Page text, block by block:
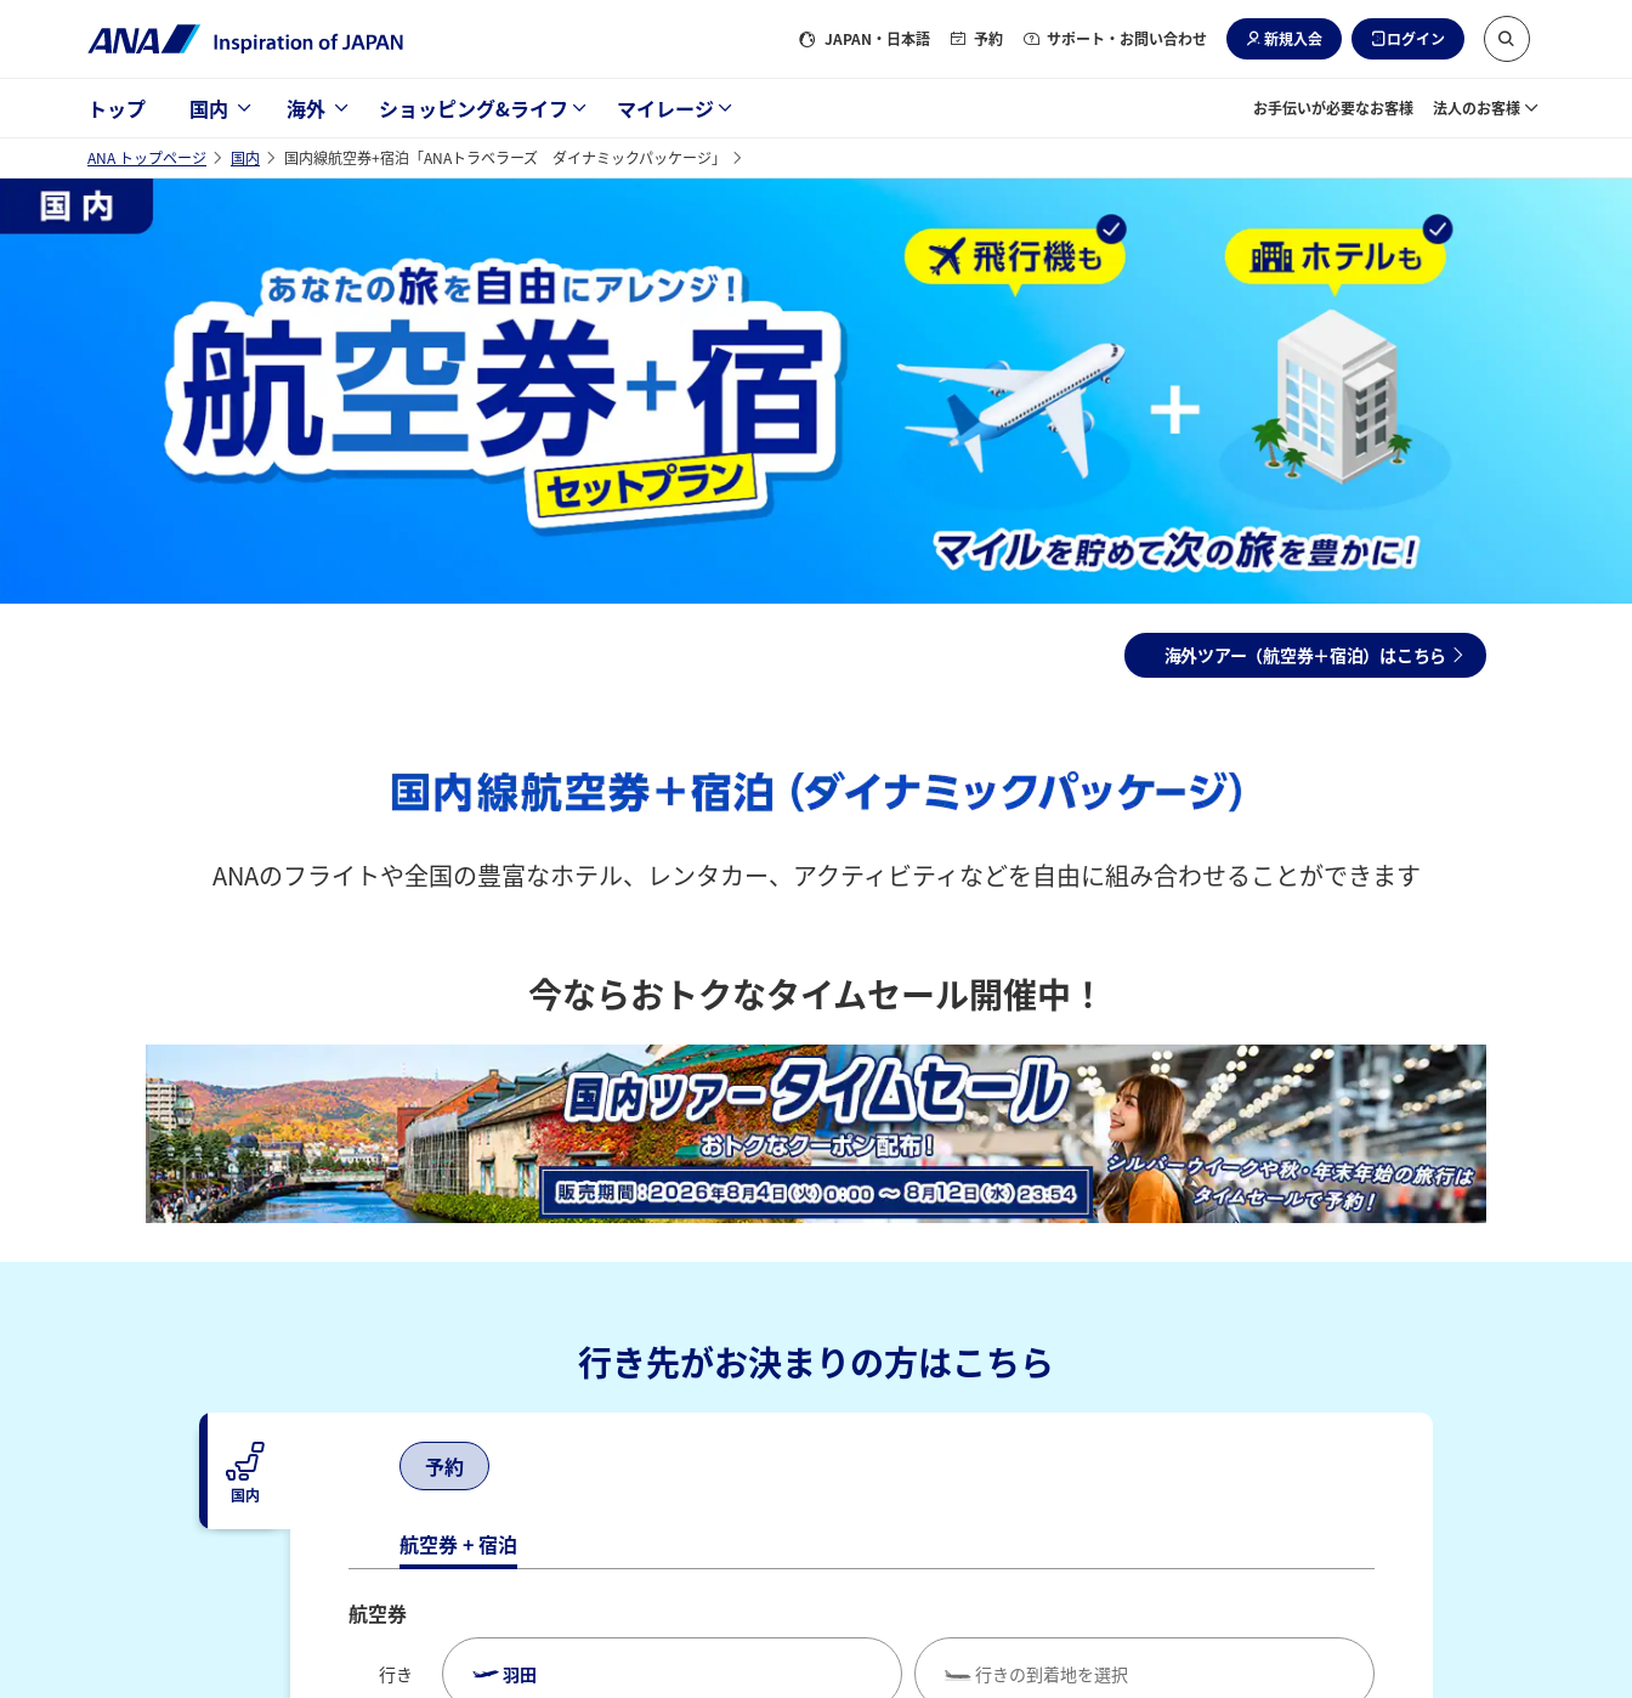
JAPAN ・日本語 予約 サポート・お問い合わせ 新規入会 ログイン
トップ 国内 海外 ショッピング&ライフ マイレージ お手伝いが必要なお客様 法人のお客様
ANA トップページ 国内 国内線航空券+宿泊「ANAトラベラーズ ダイナミックパッケージ」
海外ツアー（航空券＋宿泊）はこちら
ANAのフライトや全国の豊富なホテル、レンタカー、アクティビティなどを自由に組み合わせることができます
今ならおトクなタイムセール開催中！
行き先がお決まりの方はこちら
国内
予約
航空券 + 宿泊
航空券
行き 羽田 行きの到着地を選択